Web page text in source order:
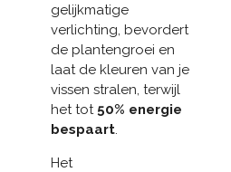
gelijkmatige
verlichting, bevordert
de plantengroei en
laat de kleuren van je
vissen stralen, terwijl
het tot 50% energie
bespaart.
Het